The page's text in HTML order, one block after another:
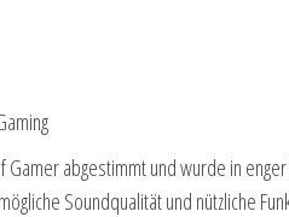
Gamer abgestimmt und wurde in
Soundqualität und nützliche